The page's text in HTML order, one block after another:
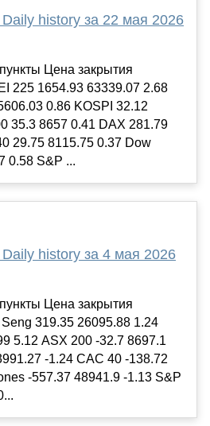
history за 22 мая 2026
Цена закрытия
225 1654.93 63339.07 2.68
0.86 KOSPI 32.12
35.3 8657 0.41 DAX 281.79
29.75 8115.75 0.37 Dow
0.58 S&P ...
history за 4 мая 2026
Цена закрытия
319.35 26095.88 1.24
5.12 ASX 200 -32.7 8697.1
-1.24 CAC 40 -138.72
-557.37 48941.9 -1.13 S&P